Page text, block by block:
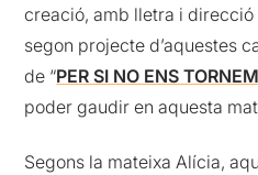
creació, amb lletra i direcció
segon projecte d’aquestes
de “PER SI NO ENS
poder gaudir en aquesta
Segons la mateixa Alícia,